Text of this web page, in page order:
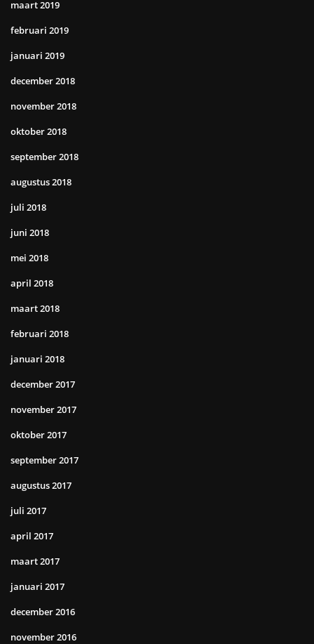
maart 2019
februari 2019
januari 2019
december 2018
november 2018
oktober 2018
september 2018
augustus 2018
juli 2018
juni 2018
mei 2018
april 2018
maart 2018
februari 2018
januari 2018
december 2017
november 2017
oktober 2017
september 2017
augustus 2017
juli 2017
april 2017
maart 2017
januari 2017
december 2016
november 2016